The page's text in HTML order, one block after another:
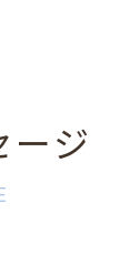
ージ